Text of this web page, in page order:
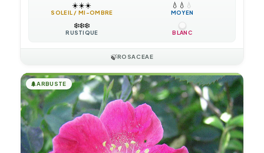
☀️☀️☀️
SOLEIL / MI-OMBRE
💧 💧 💧
MOYEN
❄️❄️❄️
RUSTIQUE BLANC
🍃ROSACEAE
🌲ARBUSTE